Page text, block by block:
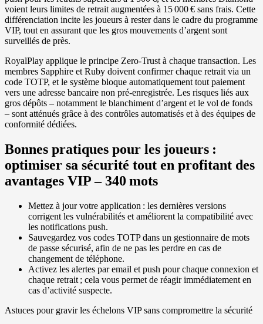
voient leurs limites de retrait augmentées à 15 000 € sans frais. Cette
différenciation incite les joueurs à rester dans le cadre du programme
VIP, tout en assurant que les gros mouvements d’argent sont
surveillés de près.
RoyalPlay applique le principe Zero‑Trust à chaque transaction. Les
membres Sapphire et Ruby doivent confirmer chaque retrait via un
code TOTP, et le système bloque automatiquement tout paiement
vers une adresse bancaire non pré‑enregistrée. Les risques liés aux
gros dépôts – notamment le blanchiment d’argent et le vol de fonds
– sont atténués grâce à des contrôles automatisés et à des équipes de
conformité dédiées.
Bonnes pratiques pour les joueurs :
optimiser sa sécurité tout en profitant des
avantages VIP – 340 mots
Mettez à jour votre application : les dernières versions
corrigent les vulnérabilités et améliorent la compatibilité avec
les notifications push.
Sauvegardez vos codes TOTP dans un gestionnaire de mots
de passe sécurisé, afin de ne pas les perdre en cas de
changement de téléphone.
Activez les alertes par email et push pour chaque connexion et
chaque retrait ; cela vous permet de réagir immédiatement en
cas d’activité suspecte.
Astuces pour gravir les échelons VIP sans compromettre la sécurité